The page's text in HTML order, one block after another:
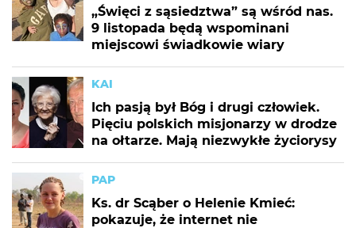
„Święci z sąsiedztwa” są wśród nas.
9 listopada będą wspominani
miejscowi świadkowie wiary
KAI
Ich pasją był Bóg i drugi człowiek.
Pięciu polskich misjonarzy w drodze
na ołtarze. Mają niezwykłe życiorysy
PAP
Ks. dr Scąber o Helenie Kmieć:
pokazuje, że internet nie